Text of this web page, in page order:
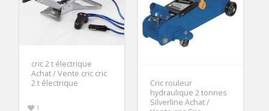
cric 2 t électrique
Achat / Vente cric cric
2 t électrique
1
Cric rouleur
hydraulique 2 tonnes
Silverline Achat /